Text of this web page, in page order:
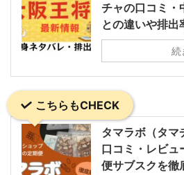
チャの口コミ・
との違いや排出
続
こちらもCHECK
タマラボ（タマ
口コミ・レビュ
便サブスクを徹